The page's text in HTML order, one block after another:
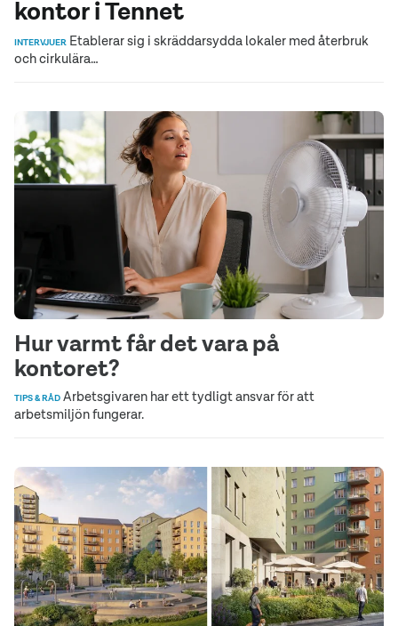
kontor i Tennet
INTERVJUER Etablerar sig i skräddarsydda lokaler med återbruk
och cirkulära…
Hur varmt får det vara på
kontoret?
TIPS & RÅD Arbetsgivaren har ett tydligt ansvar för att
arbetsmiljön fungerar.